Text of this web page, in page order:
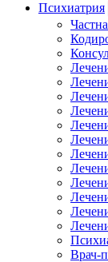
Психиатрия
Врач-